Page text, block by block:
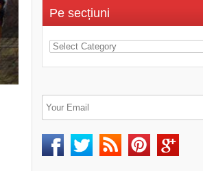
Pe secțiuni